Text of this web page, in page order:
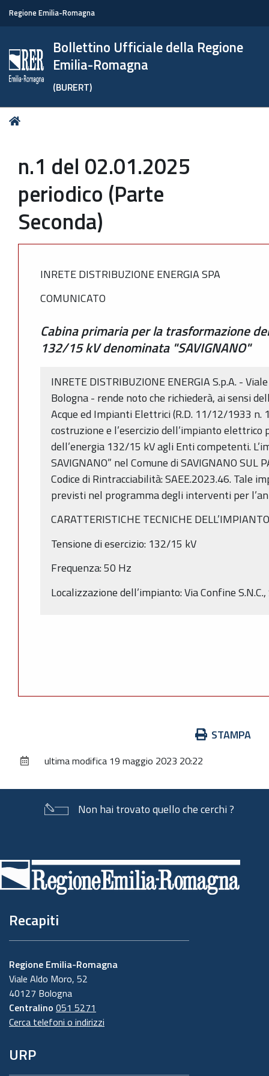
Regione Emilia-Romagna
Bollettino Ufficiale della Regione
Emilia-Romagna
(BURERT)
Tu
n.1 del 02.01.2025
periodico (Parte
Seconda)
INRETE DISTRIBUZIONE ENERGIA SPA
COMUNICATO
Cabina primaria per la trasformazione
132/15 kV denominata "SAVIGNANO"
INRETE DISTRIBUZIONE ENERGIA S.p.A. -
Bologna - rende noto che richiederà, ai sensi
Acque ed Impianti Elettrici (R.D. 11/12/1933
costruzione e l’esercizio dell’impianto
dell’energia 132/15 kV agli Enti competenti.
SAVIGNANO” nel Comune di SAVIGNANO SUL
Codice di Rintracciabilità: SAEE.2023.46. Tale
previsti nel programma degli interventi per
CARATTERISTICHE TECNICHE DELL’IMPIANTO
Tensione di esercizio: 132/15 kV
Frequenza: 50 Hz
Localizzazione dell’impianto: Via Confine
documento
STAMPA
ultima modifica 19 maggio 2023 20:22
Non hai trovato quello che cerchi ?
di
pagina
Recapiti
Regione Emilia-Romagna
Viale Aldo Moro, 52
40127 Bologna
Centralino 051 5271
Cerca telefoni o indirizzi
URP